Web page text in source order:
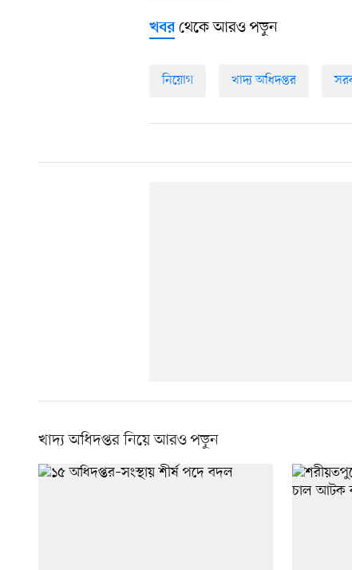
খবরথেকে আরও পড়ুন
নিয়োগ খাদ্য অধিদপ্তর
খাদ্য অধিদপ্তর নিয়ে আরও পড়ুন